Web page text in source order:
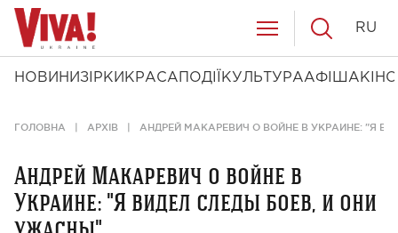
НОВИНИ ЗІРКИ КРАСА ПОДІЇ КУЛЬТУРААФІША КІНО
RU
ГОЛОВНА АРХІВ АНДРЕЙ МАКАРЕВИЧ О ВОЙНЕ В УКРАИНЕ: "Я
Андрей Макаревич о войне в
Украине: "Я видел следы боев, и они